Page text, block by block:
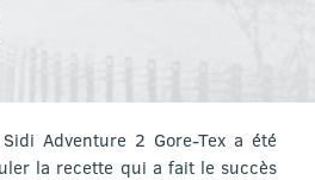
Adventure 2 Gore-Tex a été
la recette qui a fait le succès